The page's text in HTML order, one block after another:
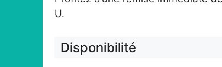
U.
Disponibilité